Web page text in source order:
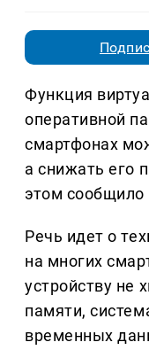
Функция
оперативной
смартфонах
а снижать его
этом сообщило
Речь идет о
на многих
устройству не
памяти,
временных